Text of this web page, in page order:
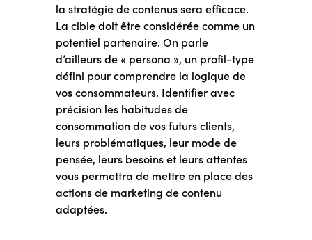
la stratégie de contenus sera efficace.
La cible doit être considérée comme un
potentiel partenaire. On parle
d’ailleurs de « persona », un profil-type
défini pour comprendre la logique de
vos consommateurs. Identifier avec
précision les habitudes de
consommation de vos futurs clients,
leurs problématiques, leur mode de
pensée, leurs besoins et leurs attentes
vous permettra de mettre en place des
actions de marketing de contenu
adaptées.